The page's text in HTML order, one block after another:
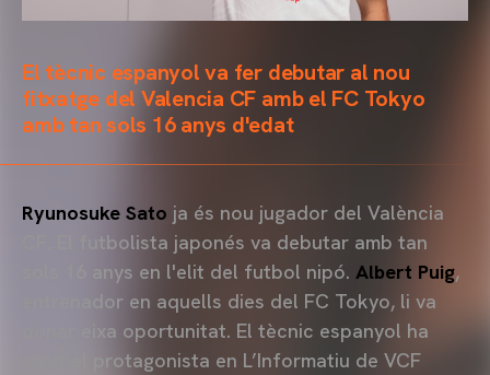
El tècnic espanyol va fer debutar al nou
fitxatge del Valencia CF amb el FC Tokyo
amb tan sols 16 anys d'edat
Ryunosuke Sato ja és nou jugador del València
CF. El futbolista japonés va debutar amb tan
sols 16 anys en l'elit del futbol nipó. Albert Puig,
entrenador en aquells dies del FC Tokyo, li va
donar eixa oportunitat. El tècnic espanyol ha
sigut el protagonista en L’Informatiu de VCF